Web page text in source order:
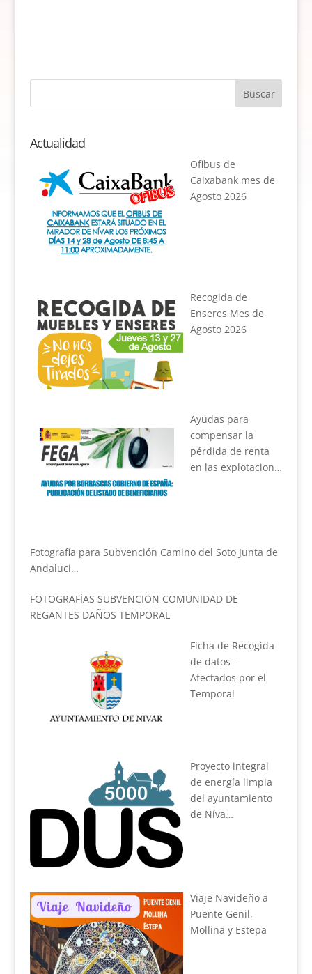
Actualidad
Ofibus de
Caixabank mes de
Agosto 2026
Recogida de
Enseres Mes de
Agosto 2026
Ayudas para
compensar la
pérdida de renta
en las explotacion…
Fotografia para Subvención Camino del Soto Junta de
Andaluci…
FOTOGRAFÍAS SUBVENCIÓN COMUNIDAD DE
REGANTES DAÑOS TEMPORAL
Ficha de Recogida
de datos –
Afectados por el
Temporal
Proyecto integral
de energía limpia
del ayuntamiento
de Níva…
Viaje Navideño a
Puente Genil,
Mollina y Estepa